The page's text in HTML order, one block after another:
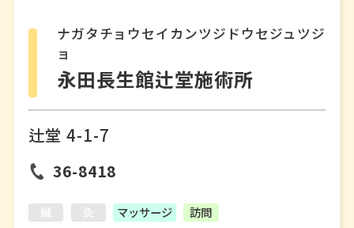
ナガタチョウセイカンツジドウセジュツジ
ョ
永田長生館辻堂施術所
辻堂 4-1-7
36-8418
鍼 灸 マッサージ
訪問